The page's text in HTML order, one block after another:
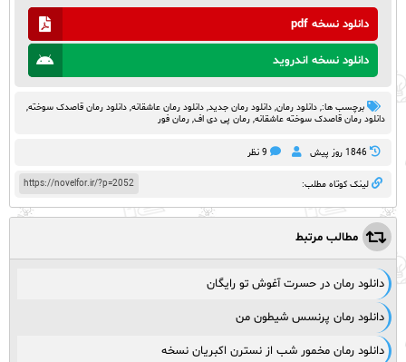
دانلود نسخه pdf
دانلود نسخه اندروید
برچسب ها:, دانلود رمان, دانلود رمان جدید, دانلود رمان عاشقانه, دانلود رمان قاصدک سوخته,
دانلود رمان قاصدک سوخته عاشقانه, رمان پی دی اف, رمان فور
1846 روز پيش 9 نظر
https://novelfor.ir/?p=2052 لینک کوتاه مطلب:
مطالب مرتبط
دانلود رمان در حسرت آغوش تو رایگان
دانلود رمان پرنسس شیطون من
دانلود رمان مخمور شب از نسترن اکبریان نسخه